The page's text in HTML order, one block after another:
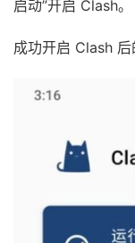
启动”开启 Clash。
成功开启 Clash 后